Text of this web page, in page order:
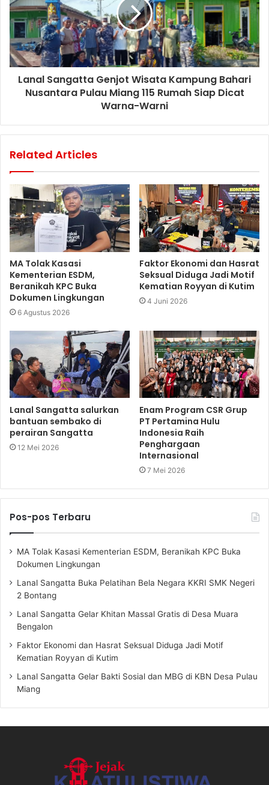
Lanal Sangatta Genjot Wisata Kampung Bahari
Nusantara Pulau Miang 115 Rumah Siap Dicat
Warna-Warni
Related Articles
MA Tolak Kasasi
Kementerian ESDM,
Beranikah KPC Buka
Dokumen Lingkungan
6 Agustus 2026
Faktor Ekonomi dan Hasrat
Seksual Diduga Jadi Motif
Kematian Royyan di Kutim
4 Juni 2026
Lanal Sangatta salurkan
bantuan sembako di
perairan Sangatta
12 Mei 2026
Enam Program CSR Grup
PT Pertamina Hulu
Indonesia Raih
Penghargaan
Internasional
7 Mei 2026
Pos-pos Terbaru
MA Tolak Kasasi Kementerian ESDM, Beranikah KPC Buka
Dokumen Lingkungan
Lanal Sangatta Buka Pelatihan Bela Negara KKRI SMK Negeri
2 Bontang
Lanal Sangatta Gelar Khitan Massal Gratis di Desa Muara
Bengalon
Faktor Ekonomi dan Hasrat Seksual Diduga Jadi Motif
Kematian Royyan di Kutim
Lanal Sangatta Gelar Bakti Sosial dan MBG di KBN Desa Pulau
Miang